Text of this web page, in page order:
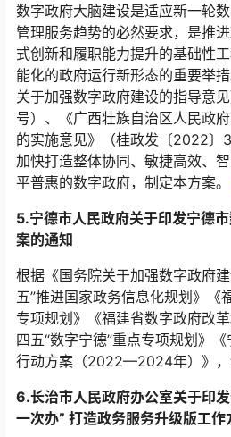
数字政府大脑建设是适应新一轮
管理服务趋势的必然要求，是推
式创新和履职能力提升的基础性
能化的政府运行新形态的重要举
关于加强数字政府建设的指导意
号）、《广西壮族自治区人民政
的实施意见》（桂政发〔2022〕
加快打造整体协同、敏捷高效、
平普惠的数字政府，制定本方案。
5.宁德市人民政府关于印发宁德
案的通知
根据《国务院关于加强数字政府
五”推进国家政务信息化规划》《
专项规划》《福建省数字政府改
四五“数字宁德”重点专项规划》
行动方案（2022—2024年）》，
6.长治市人民政府办公室关于印
一次办” 打造政务服务升级版工作